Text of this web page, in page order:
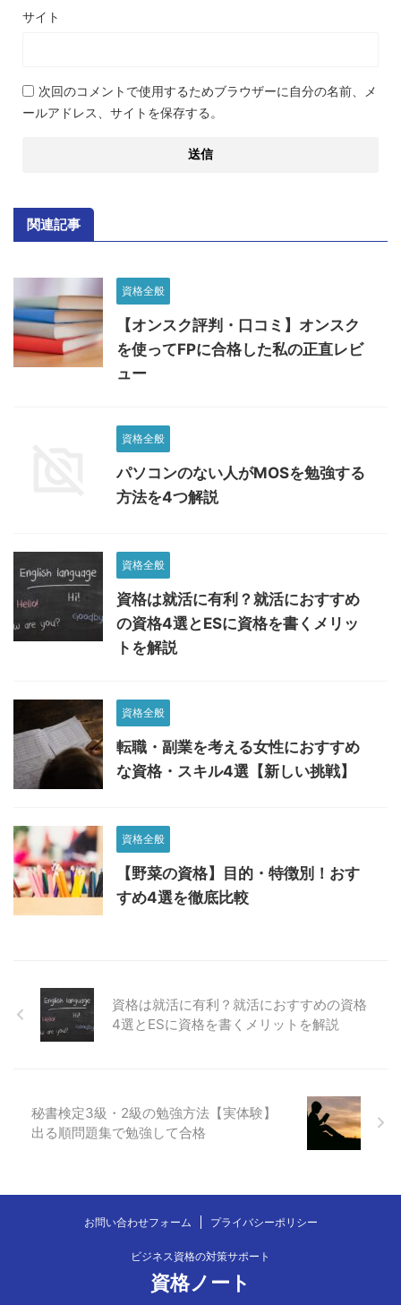
サイト
次回のコメントで使用するためブラウザーに自分の名前、メ
ールアドレス、サイトを保存する。
関連記事
資格全般
【オンスク評判・口コミ】オンスク
を使ってFPに合格した私の正直レビ
ュー
資格全般
パソコンのない人がMOSを勉強する
方法を4つ解説
資格全般
資格は就活に有利？就活におすすめ
の資格4選とESに資格を書くメリッ
トを解説
資格全般
転職・副業を考える女性におすすめ
な資格・スキル4選【新しい挑戦】
資格全般
【野菜の資格】目的・特徴別！おす
すめ4選を徹底比較
資格は就活に有利？就活におすすめの資格
4選とESに資格を書くメリットを解説
秘書検定3級・2級の勉強方法【実体験】
出る順問題集で勉強して合格
お問い合わせフォーム プライバシーポリシー
ビジネス資格の対策サポート
資格ノート